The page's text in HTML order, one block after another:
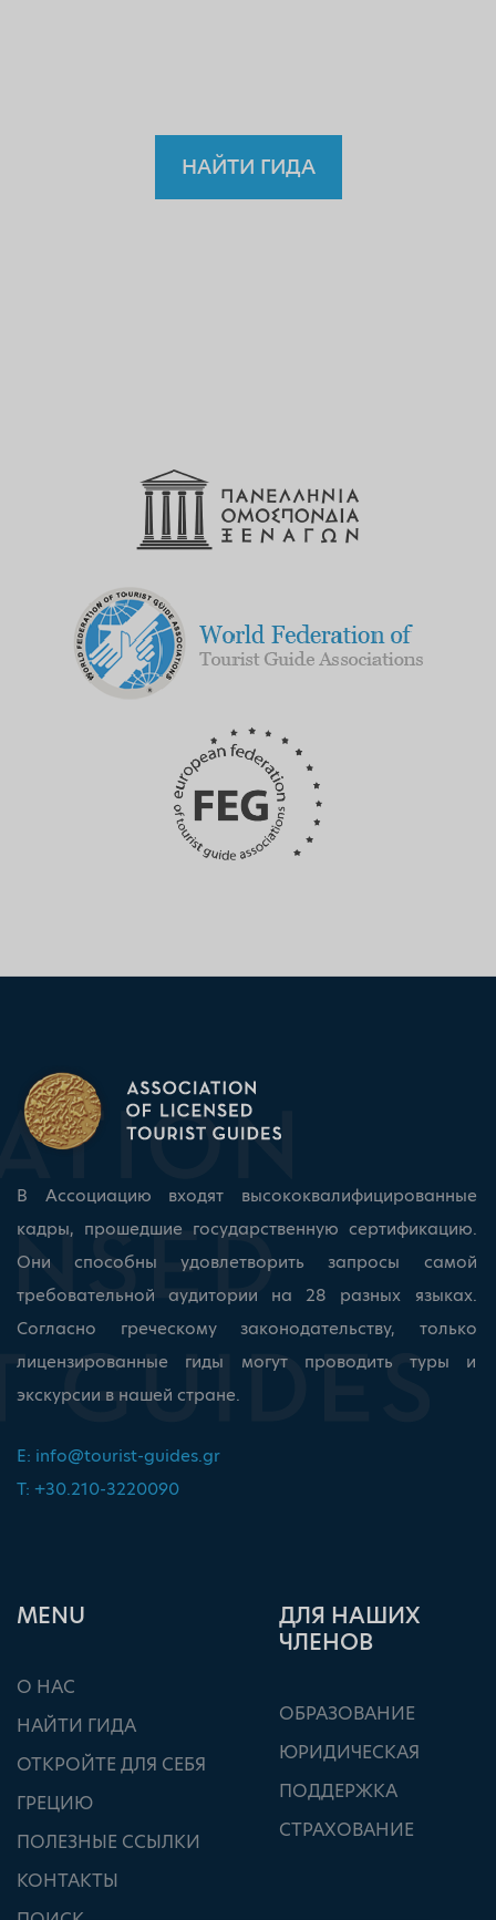
НАЙТИ ГИДА
В Ассоциацию входят высококвалифицированные
кадры, прошедшие государственную сертификацию.
Они способны удовлетворить запросы самой
требовательной аудитории на 28 разных языках.
Согласно греческому законодательству, только
лицензированные гиды могут проводить туры и
экскурсии в нашей стране.
E: info@tourist-guides.gr
T: +30.210-3220090
ΜΕΝU
О НАС
НАЙТИ ГИДА
ОТКРОЙТЕ ДЛЯ СЕБЯ
ГРЕЦИЮ
ПОЛЕЗНЫЕ ССЫЛКИ
КОНТАКТЫ
ДЛЯ НАШИХ
ЧЛЕНОВ
ОБРАЗОВАНИЕ
ЮРИДИЧЕСКАЯ
ПОДДЕРЖКА
СТРАХОВАНИЕ